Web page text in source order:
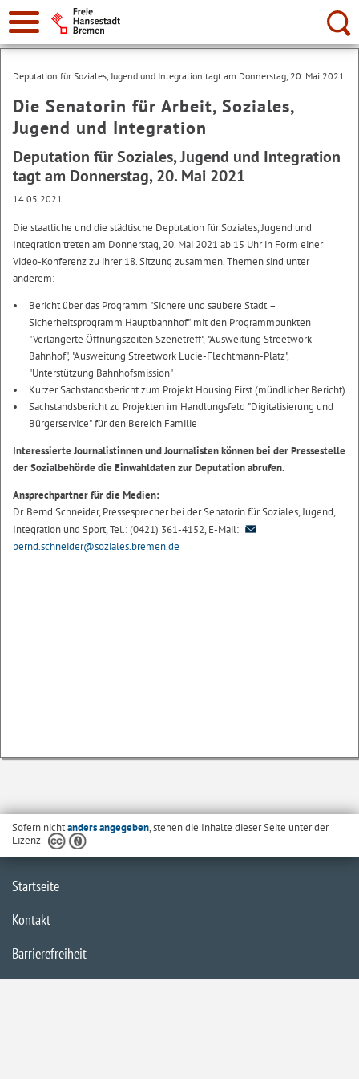
Suche:
Deputation für Soziales, Jugend und Integration tagt am Donnerstag, 20. Mai 2021
Die Senatorin für Arbeit, Soziales,
Jugend und Integration
Deputation für Soziales, Jugend und Integration
tagt am Donnerstag, 20. Mai 2021
14.05.2021
Die staatliche und die städtische Deputation für Soziales, Jugend und
Integration treten am Donnerstag, 20. Mai 2021 ab 15 Uhr in Form einer
Video-Konferenz zu ihrer 18. Sitzung zusammen. Themen sind unter
anderem:
Bericht über das Programm "Sichere und saubere Stadt –
Sicherheitsprogramm Hauptbahnhof" mit den Programmpunkten
"Verlängerte Öffnungszeiten Szenetreff", "Ausweitung Streetwork
Bahnhof", "Ausweitung Streetwork Lucie-Flechtmann-Platz",
"Unterstützung Bahnhofsmission"
Kurzer Sachstandsbericht zum Projekt Housing First (mündlicher Bericht)
Sachstandsbericht zu Projekten im Handlungsfeld "Digitalisierung und
Bürgerservice" für den Bereich Familie
Interessierte Journalistinnen und Journalisten können bei der Pressestelle
der Sozialbehörde die Einwahldaten zur Deputation abrufen.
Ansprechpartner für die Medien:
Dr. Bernd Schneider, Pressesprecher bei der Senatorin für Soziales, Jugend,
Integration und Sport, Tel.: (0421) 361-4152, E-Mail:
bernd.schneider@soziales.bremen.de
Sofern nichtanders angegeben, stehen die Inhalte dieser Seite unter der
Lizenz
Startseite
Kontakt
Barrierefreiheit